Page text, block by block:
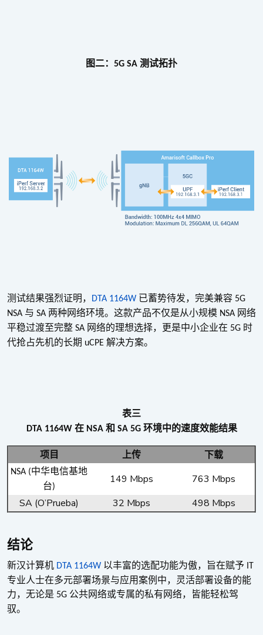
图二： 5G SA 测试拓扑
测试结果强烈证明， DTA 1164W 已蓄势待发，完美兼容 5G
NSA 与 SA 两种网络环境。这款产品不仅是从小规模 NSA 网络
平稳过渡至完整 SA 网络的理想选择，更是中小企业在 5G 时
代抢占先机的长期 uCPE 解决方案。
表三
DTA 1164W 在NSA 和 SA 5G 环境中的速度效能结果
项目 上传 下载
NSA (中华电信基地
台)
149 Mbps
763 Mbps
SA (O’Prueba)
32 Mbps 498 Mbps
结论
新汉计算机 DTA 1164W 以丰富的选配功能为傲，旨在赋予 IT
专业人士在多元部署场景与应用案例中，灵活部署设备的能
力，无论是 5G 公共网络或专属的私有网络，皆能轻松驾
驭。